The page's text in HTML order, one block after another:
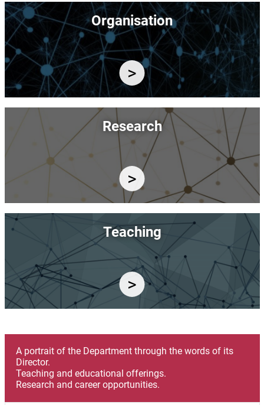
Image
Organisation
Research
Image
Teaching
A portrait of the Department through the words of its
Director.
Teaching and educational offerings.
Research and career opportunities.